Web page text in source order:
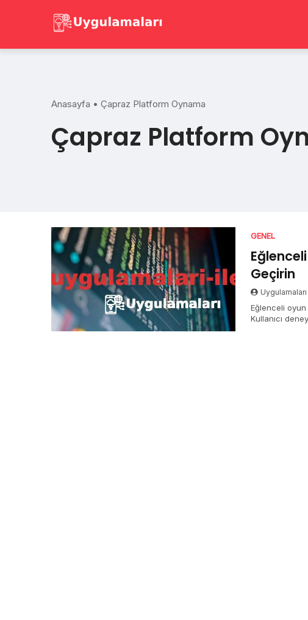
Anasayfa • Çapraz Platform Oynama
Çapraz Platform
GENEL
Geçirin
Uygulamaları
Eğlenceli oyun
Kullanıcı